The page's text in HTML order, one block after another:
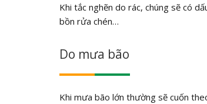
Khi tắc nghẽn do rác, chúng sẽ có
bồn rửa chén…
Do mưa bão
Khi mưa bão lớn thường sẽ cuốn